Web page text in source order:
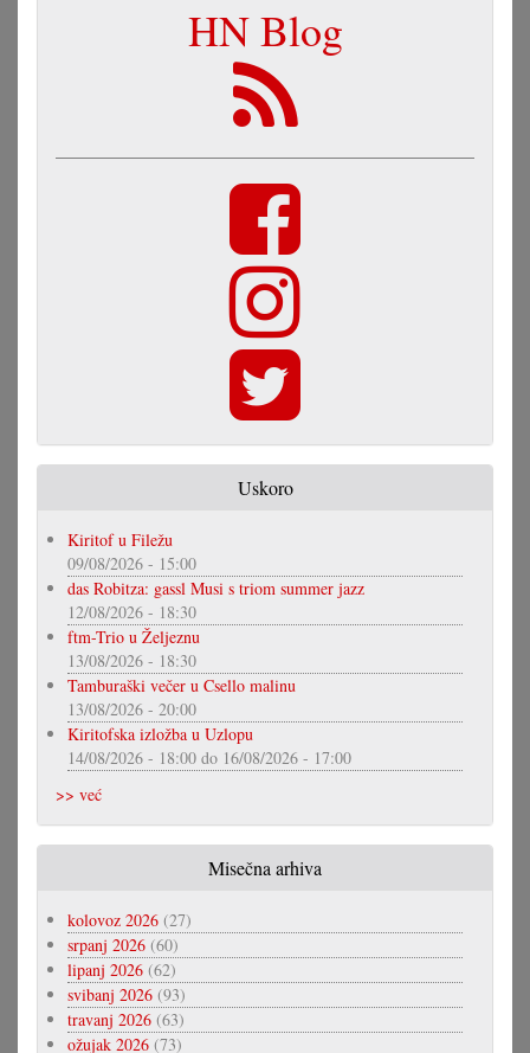
HN Blog
Uskoro
Kiritof u Filežu
09/08/2026 - 15:00
das Robitza: gassl Musi s triom summer jazz
12/08/2026 - 18:30
ftm-Trio u Željeznu
13/08/2026 - 18:30
Tamburaški večer u Csello malinu
13/08/2026 - 20:00
Kiritofska izložba u Uzlopu
14/08/2026 - 18:00 do 16/08/2026 - 17:00
>> već
Misečna arhiva
kolovoz 2026 (27)
srpanj 2026 (60)
lipanj 2026 (62)
svibanj 2026 (93)
travanj 2026 (63)
ožujak 2026 (73)